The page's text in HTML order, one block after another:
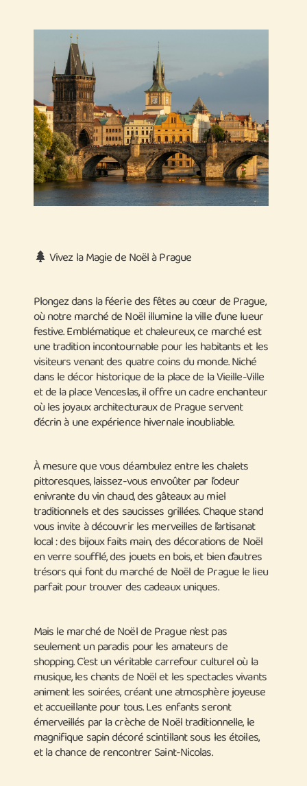
Vivez la Magie de Noël à Prague
Plongez dans la féerie des fêtes au cœur de Prague,
où notre marché de Noël illumine la ville d’une lueur
festive. Emblématique et chaleureux, ce marché est
une tradition incontournable pour les habitants et les
visiteurs venant des quatre coins du monde. Niché
dans le décor historique de la place de la Vieille-Ville
et de la place Venceslas, il offre un cadre enchanteur
où les joyaux architecturaux de Prague servent
d’écrin à une expérience hivernale inoubliable.
À mesure que vous déambulez entre les chalets
pittoresques, laissez-vous envoûter par l’odeur
enivrante du vin chaud, des gâteaux au miel
traditionnels et des saucisses grillées. Chaque stand
vous invite à découvrir les merveilles de l’artisanat
local : des bijoux faits main, des décorations de Noël
en verre soufflé, des jouets en bois, et bien d’autres
trésors qui font du marché de Noël de Prague le lieu
parfait pour trouver des cadeaux uniques.
Mais le marché de Noël de Prague n’est pas
seulement un paradis pour les amateurs de
shopping. C’est un véritable carrefour culturel où la
musique, les chants de Noël et les spectacles vivants
animent les soirées, créant une atmosphère joyeuse
et accueillante pour tous. Les enfants seront
émerveillés par la crèche de Noël traditionnelle, le
magnifique sapin décoré scintillant sous les étoiles,
et la chance de rencontrer Saint-Nicolas.